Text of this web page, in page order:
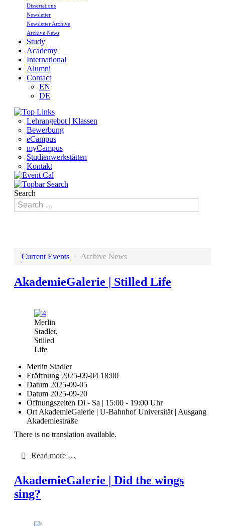
Dissertations
Newsletter
Newsletter Archive
Archive News
Study
Academy
International
Alumni
Contact
EN
DE
Lehrangebot | Klassen
Bewerbung
eCampus
myCampus
Studienwerkstätten
Kontakt
Search
Current Events › Archive News
AkademieGalerie | Stilled Life
Merlin
Stadler,
Stilled
Life
Merlin Stadler
Eröffnung 2025-09-04 18:00
Datum 2025-09-05
Datum 2025-09-20
Öffnungszeiten Di - Sa | 15:00 - 19:00 Uhr
Ort AkademieGalerie | U-Bahnhof Universität | Ausgang
Akademiestraße
There is no translation available.
Read more …
AkademieGalerie | Did the wings
sing?